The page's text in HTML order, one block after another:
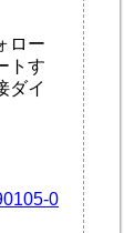
ロー
トす
ダイ
0